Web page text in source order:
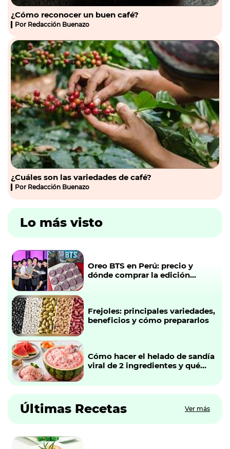
¿Cómo reconocer un buen café?
Por Redacción Buenazo
¿Cuáles son las variedades de café?
Por Redacción Buenazo
Lo más visto
Oreo BTS en Perú: precio y
dónde comprar la edición
Frejoles: principales variedades,
beneficios y cómo prepararlos
Cómo hacer el helado de sandía
viral de 2 ingredientes y qué
Últimas Recetas Ver más